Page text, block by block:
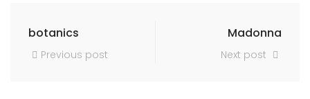
botanics
Previous post
Madonna
Next post